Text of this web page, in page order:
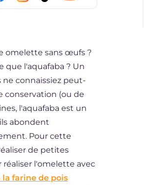
omelette sans œufs ?
que l'aquafaba ? Un
ne connaissiez peut-
conservation (ou de
l'aquafaba est un
abondent
Pour cette
de petites
réaliser l'omelette avec
farine de pois